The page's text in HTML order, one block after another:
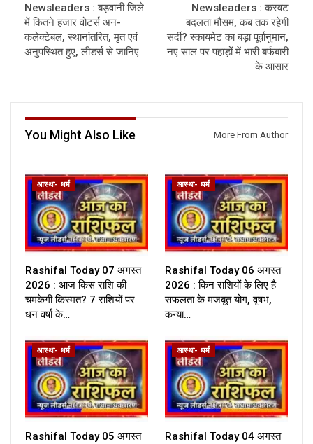
Newsleaders : बड़वानी जिले
में कितने हजार वोटर्स अन-
कलेक्टेबल, स्थानांतरित, मृत एवं
अनुपस्थित हुए, लीडर्स से जानिए
Newsleaders : करवट
बदलता मौसम, कब तक रहेगी
सर्दी? स्कायमेट का बड़ा पूर्वानुमान,
नए साल पर पहाड़ों में भारी बर्फबारी
के आसार
You Might Also Like More From Author
आस्था- धर्म
Rashifal Today 07 अगस्त
2026 : आज किस राशि की
चमकेगी किस्मत? 7 राशियों पर
धन वर्षा के…
आस्था- धर्म
Rashifal Today 06 अगस्त
2026 : किन राशियों के लिए है
सफलता के मजबूत योग, वृषभ,
कन्या…
आस्था- धर्म
Rashifal Today 05 अगस्त
आस्था- धर्म
Rashifal Today 04 अगस्त